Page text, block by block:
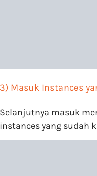
3) Masuk Instances
Selanjutnya masuk
instances yang sudah